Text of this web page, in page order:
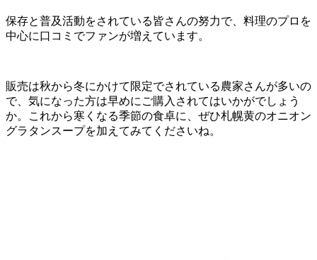
保存と普及活動をされている皆さんの努力で、料理のプロを
中心に口コミでファンが増えています。
販売は秋から冬にかけて限定でされている農家さんが多いの
で、気になった方は早めにご購入されてはいかがでしょう
か。これから寒くなる季節の食卓に、ぜひ札幌黄のオニオン
グラタンスープを加えてみてくださいね。